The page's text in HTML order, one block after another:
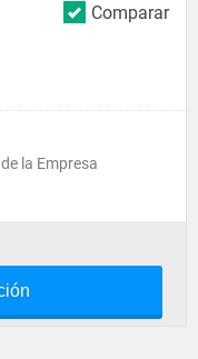
Comparar
la Empresa